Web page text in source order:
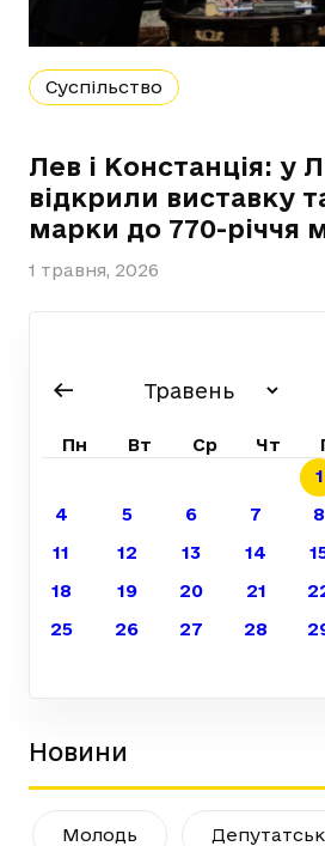
Суспільство
Лев і Констанція: у
відкрили виставку
марки до 770-річчя
1 травня, 2026
Пн Вт Ср Чт
1
4
5 6 7 8
11
12 13 14
18
19 20 21
25
26 27 28
Новини
Молодь